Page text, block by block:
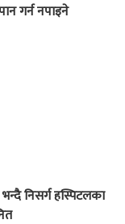
गर्न नपाइने
निसर्ग हस्पिटलका